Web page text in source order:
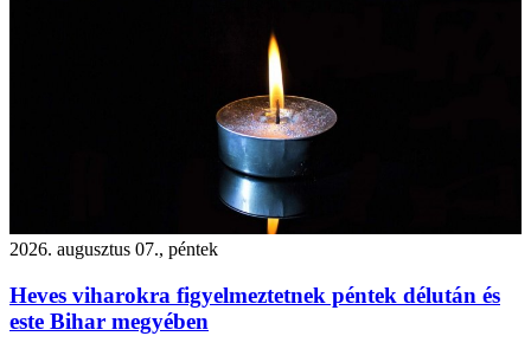
2026. augusztus 07., péntek
Heves viharokra figyelmeztetnek péntek délután és
este Bihar megyében